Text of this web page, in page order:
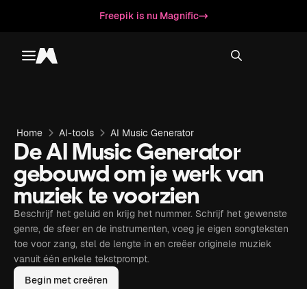
Freepik is nu Magnific
Toggle menu
Magnific
Home AI-tools AI Music Generator
De AI Music Generator
gebouwd om je werk van
muziek te voorzien
Beschrijf het geluid en krijg het nummer. Schrijf het gewenste
genre, de sfeer en de instrumenten, voeg je eigen songteksten
toe voor zang, stel de lengte in en creëer originele muziek
vanuit één enkele tekstprompt.
Begin met creëren